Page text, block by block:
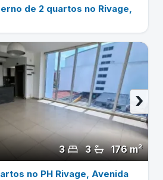
de 2 quartos no Rivage,
176 m²
3
3
›
no PH Rivage, Avenida